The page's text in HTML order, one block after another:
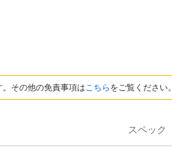
その他の免責事項はこちら をご覧ください。
スペック